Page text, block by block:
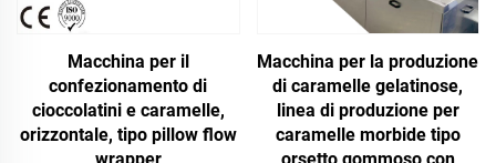
Macchina per il
confezionamento di
cioccolatini e caramelle,
orizzontale, tipo pillow flow
Macchina per la produzione
di caramelle gelatinose,
linea di produzione per
caramelle morbide tipo